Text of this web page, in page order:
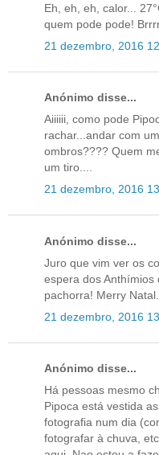
Eh, eh, eh, calor...
quem pode pode!
21 dezembro, 2016
Anónimo disse...
Aiiiiii, como pode
rachar...andar com
ombros???? Quem
um tiro....
21 dezembro, 2016
Anónimo disse...
Juro que vim ver os
espera dos Anthímios
pachorra! Merry Natal...
21 dezembro, 2016
Anónimo disse...
Há pessoas mesmo
Pipoca está vestida
fotografia num dia
fotografar à chuva,